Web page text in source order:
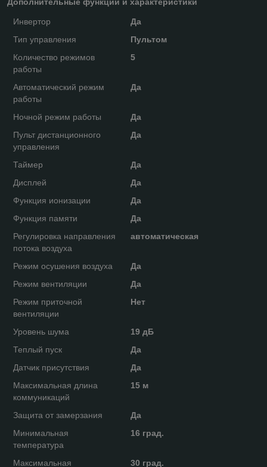
Инвертор
Да
Тип управления
Пультом
Количество режимов
работы
5
Автоматический режим
работы
Да
Ночной режим работы
Да
Пульт дистанционного
управления
Да
Таймер
Да
Дисплей
Да
Функция ионизации
Да
Функция памяти
Да
Регулировка направления
потока воздуха
автоматическая
Режим осушения воздуха
Да
Режим вентиляции
Да
Режим приточной
вентиляции
Нет
Уровень шума
19 дБ
Теплый пуск
Да
Датчик присутствия
Да
Максимальная длина
коммуникаций
15 м
Защита от замерзания
Да
Минимальная
температура
16 град.
Максимальная
30 град.